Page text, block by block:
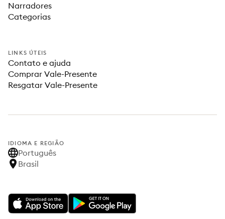
Narradores
Categorias
LINKS ÚTEIS
Contato e ajuda
Comprar Vale-Presente
Resgatar Vale-Presente
IDIOMA E REGIÃO
Português
Brasil